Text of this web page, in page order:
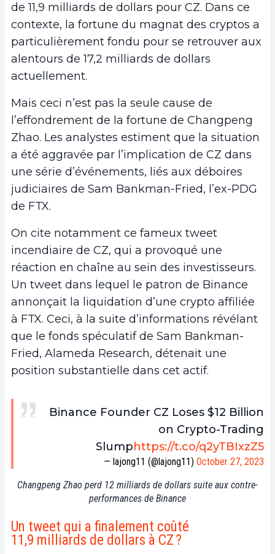
de 11,9 milliards de dollars pour CZ. Dans ce
contexte, la fortune du magnat des cryptos a
particulièrement fondu pour se retrouver aux
alentours de 17,2 milliards de dollars
actuellement.
Mais ceci n’est pas la seule cause de
l’effondrement de la fortune de Changpeng
Zhao. Les analystes estiment que la situation
a été aggravée par l’implication de CZ dans
une série d’événements, liés aux déboires
judiciaires de Sam Bankman-Fried, l’ex-PDG
de FTX.
On cite notamment ce fameux tweet
incendiaire de CZ, qui a provoqué une
réaction en chaîne au sein des investisseurs.
Un tweet dans lequel le patron de Binance
annonçait la liquidation d’une crypto affiliée
à FTX. Ceci, à la suite d’informations révélant
que le fonds spéculatif de Sam Bankman-
Fried, Alameda Research, détenait une
position substantielle dans cet actif.
Binance Founder CZ Loses $12 Billion
on Crypto-Trading
Slumphttps://t.co/q2yTBIxzZ5
— lajong11 (@lajong11) October 27, 2023
Changpeng Zhao perd 12 milliards de dollars suite aux contre-
performances de Binance
Un tweet qui a finalement coûté
11,9 milliards de dollars à CZ ?